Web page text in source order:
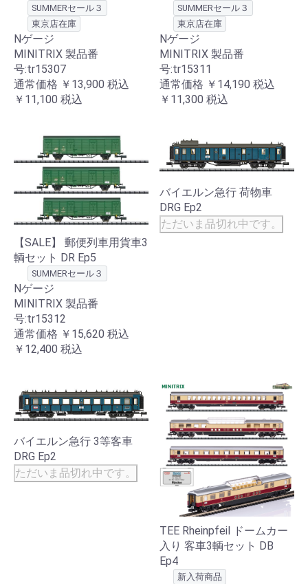
SUMMERセール３
東京店在庫
Nゲージ
MINITRIX 製品番
号:tr15307
通常価格 ￥13,900 税込
￥11,100 税込
SUMMERセール３
東京店在庫
Nゲージ
MINITRIX 製品番
号:tr15311
通常価格 ￥14,190 税込
￥11,300 税込
【SALE】 郵便列車用貨車3
輌セット DR Ep5
SUMMERセール３
Nゲージ
MINITRIX 製品番
号:tr15312
通常価格 ￥15,620 税込
￥12,400 税込
バイエルン急行 荷物車
DRG Ep2
ただいま品切れ中です。
バイエルン急行 3等客車
DRG Ep2
ただいま品切れ中です。
TEE Rheinpfeil ドームカー
入り 客車3輌セット DB
Ep4
新入荷商品